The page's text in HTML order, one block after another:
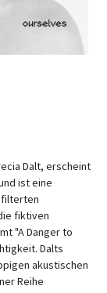
Dalt, erscheint
ist eine
fiktiven
"A Danger to
Dalts
akustischen
Reihe